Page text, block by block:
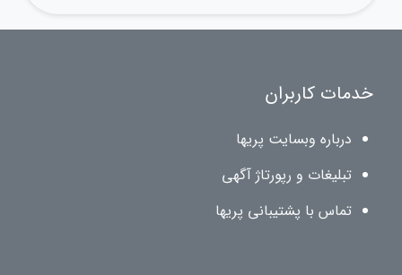
خدمات کاربران
درباره وبسایت پریها
تبلیغات و رپورتاژ آگهی
تماس با پشتیبانی پریها